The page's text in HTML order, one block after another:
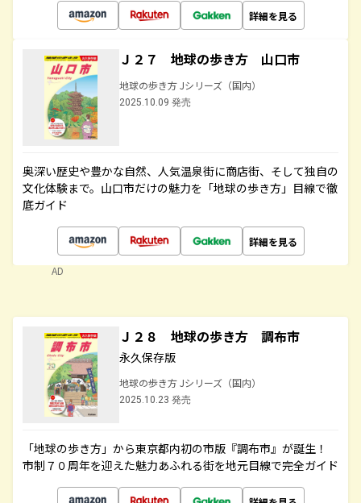
詳細を見る
Ｊ２７ 地球の歩き方 山口市
地球の歩き方 Jシリーズ（国内）
2025.10.09 発売
奥深い歴史や豊かな自然、人気温泉街に商店街、そして独自の
文化体験まで。山口市だけの魅力を「地球の歩き方」目線で徹
底ガイド
詳細を見る
AD
Ｊ２８ 地球の歩き方 調布市
永久保存版
地球の歩き方 Jシリーズ（国内）
2025.10.23 発売
「地球の歩き方」から東京都内初の市版『調布市』が誕生！
市制７０周年を迎えた魅力あふれる街を地元目線で完全ガイド